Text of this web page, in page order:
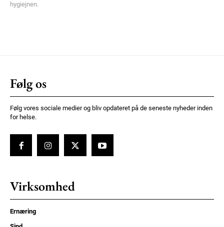
hygiejnen.
Følg os
Følg vores sociale medier og bliv opdateret på de seneste nyheder inden
for helse.
Virksomhed
Ernæring